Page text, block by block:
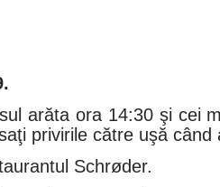
arăta ora 14:30 şi cei
privirile către uşă când
Schrøder.